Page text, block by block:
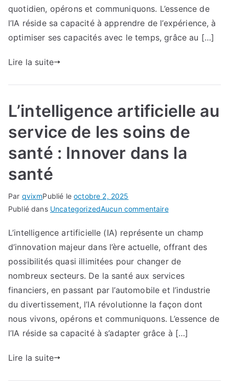
Révolutionner
les
soins
quotidien, opérons et communiquons. L’essence de
l’IA réside sa capacité à apprendre de l’expérience, à
optimiser ses capacités avec le temps, grâce au […]
Lire la suite
L’intelligence artificielle au
service de les soins de
santé : Innover dans la
santé
Par qvixmPublié leoctobre 2, 2025
Publié dans UncategorizedAucun commentairesur
artificielle
au
service
de
les
de
santé
:
L’intelligence artificielle (IA) représente un champ
d’innovation majeur dans l’ère actuelle, offrant des
possibilités quasi illimitées pour changer de
nombreux secteurs. De la santé aux services
financiers, en passant par l’automobile et l’industrie
du divertissement, l’IA révolutionne la façon dont
nous vivons, opérons et communiquons. L’essence de
l’IA réside sa capacité à s’adapter grâce à […]
Lire la suite